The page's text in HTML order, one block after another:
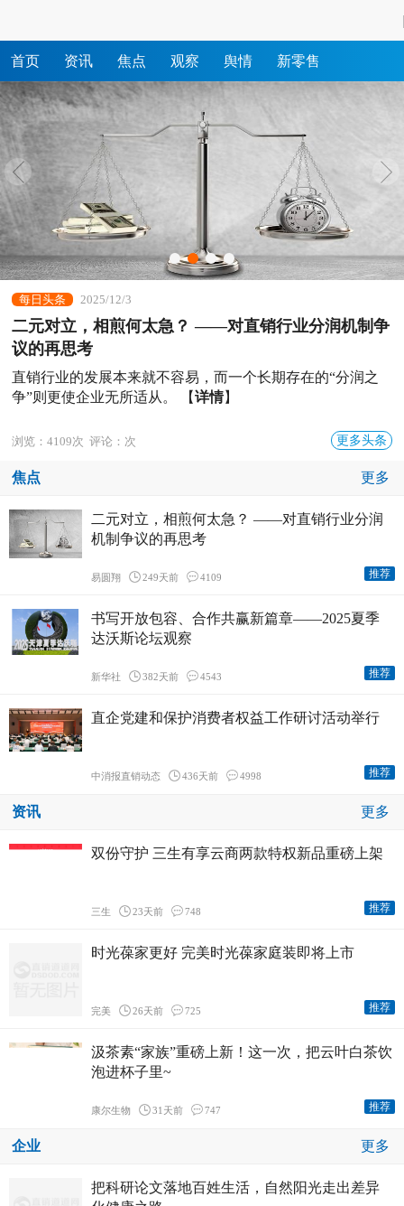
首页 资讯 焦点 观察 舆情 新零售
每日头条 2025/12/3
二元对立，相煎何太急？ ——对直销行业分润机制争
议的再思考
直销行业的发展本来就不容易，而一个长期存在的“分润之
争”则更使企业无所适从。
【详情】
浏览：4109次 评论：次 更多头条
焦点 更多
二元对立，相煎何太急？ ——对直销行业分润
机制争议的再思考
易圆翔 249天前 4109 推荐
书写开放包容、合作共赢新篇章——2025夏季
达沃斯论坛观察
新华社 382天前 4543 推荐
直企党建和保护消费者权益工作研讨活动举行
中消报直销动态 436天前 4998 推荐
资讯 更多
双份守护 三生有享云商两款特权新品重磅上架
三生 23天前 748 推荐
时光葆家更好 完美时光葆家庭装即将上市
完美 26天前 725 推荐
汲茶素“家族”重磅上新！这一次，把云叶白茶饮
泡进杯子里~
康尔生物 31天前 747 推荐
企业 更多
把科研论文落地百姓生活，自然阳光走出差异